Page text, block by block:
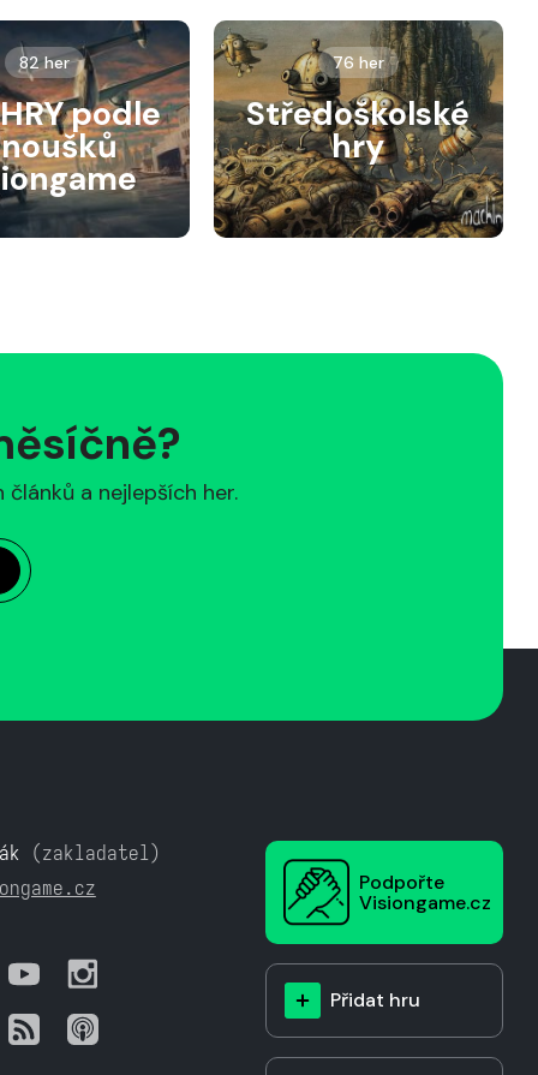
82 her
podle
76 her
Středoškolské
hry
a nejlepších her.
(zakladatel)
Podpořte
Visiongame.cz
Přidat hru